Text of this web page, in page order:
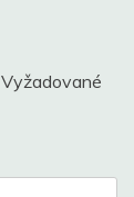
Vyžadované